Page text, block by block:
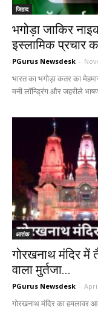
जिहाद
भगोड़ा जाकिर
इस्लामिक प्रचार
PGurus Newsdesk -
भारत का भगोड़ा कतर का
मनी लॉन्ड्रिंग और जहरीले
आतंक
गोरखनाथ मंदिर में
वाला मुर्तजा...
PGurus Newsdesk -
गोरखनाथ मंदिर का हमलावर